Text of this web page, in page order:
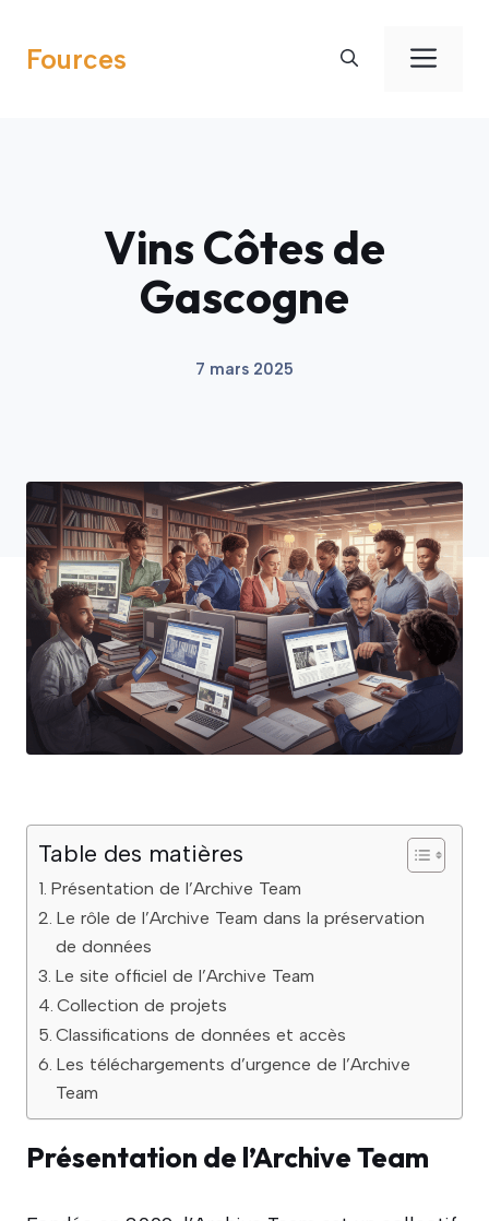
contenu
Fources
Vins Côtes de
Gascogne
7 mars 2025
Table des matières
Présentation de l’Archive Team
Le rôle de l’Archive Team dans la préservation
de données
Le site officiel de l’Archive Team
Collection de projets
Classifications de données et accès
Les téléchargements d’urgence de l’Archive
Team
Présentation de l’Archive Team